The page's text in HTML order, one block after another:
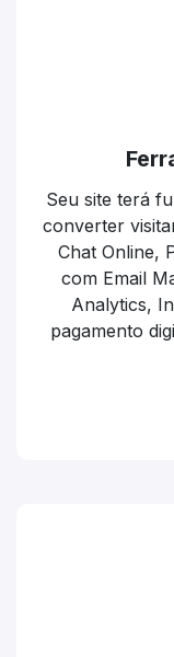
Seu site terá
converter
Chat Online,
com Email
Analytics,
pagamento